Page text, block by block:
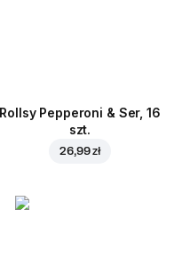
Rollsy Pepperoni & Ser, 16
szt.
26,99 zł